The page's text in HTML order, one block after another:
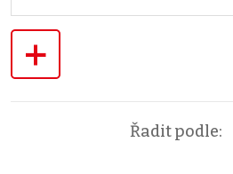
+
Řadit podle: